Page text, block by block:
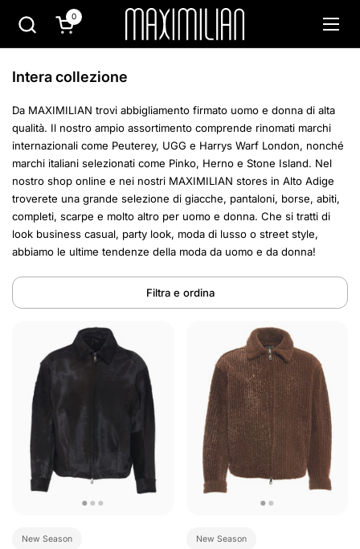
Passa ai contenuti
Apri carrello
0
Apri
Intera collezione
Da MAXIMILIAN trovi abbigliamento firmato uomo e donna di alta
qualità. Il nostro ampio assortimento comprende rinomati marchi
internazionali come Peuterey, UGG e Harrys Warf London, nonché
marchi italiani selezionati come Pinko, Herno e Stone Island. Nel
nostro shop online e nei nostri MAXIMILIAN stores in Alto Adige
troverete una grande selezione di giacche, pantaloni, borse, abiti,
completi, scarpe e molto altro per uomo e donna. Che si tratti di
look business casual, party look, moda di lusso o street style,
abbiamo le ultime tendenze della moda da uomo e da donna!
Filtra e ordina
New Season New Season